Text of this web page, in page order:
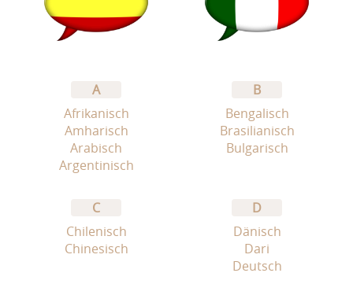
A
Afrikanisch
Amharisch
Arabisch
Argentinisch
B
Bengalisch
Brasilianisch
Bulgarisch
C
Chilenisch
Chinesisch
D
Dänisch
Dari
Deutsch